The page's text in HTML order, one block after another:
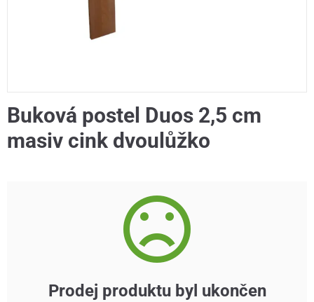
Buková postel Duos 2,5 cm
masiv cink dvoulůžko
Prodej produktu byl ukončen